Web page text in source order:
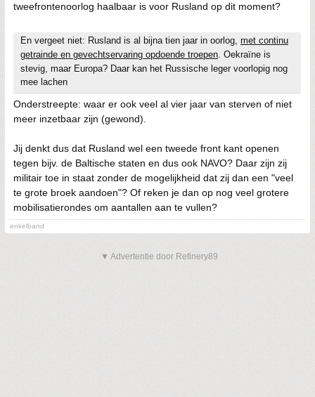
tweefrontenoorlog haalbaar is voor Rusland op dit moment?
En vergeet niet: Rusland is al bijna tien jaar in oorlog, met continu
getrainde en gevechtservaring opdoende troepen. Oekraïne is
stevig, maar Europa? Daar kan het Russische leger voorlopig nog
mee lachen
Onderstreepte: waar er ook veel al vier jaar van sterven of niet
meer inzetbaar zijn (gewond).
Jij denkt dus dat Rusland wel een tweede front kant openen
tegen bijv. de Baltische staten en dus ook NAVO? Daar zijn zij
militair toe in staat zonder de mogelijkheid dat zij dan een "veel
te grote broek aandoen"? Of reken je dan op nog veel grotere
mobilisatierondes om aantallen aan te vullen?
enkelband
▼ Advertentie door Refinery89